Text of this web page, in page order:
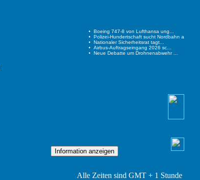
Alle Zeiten sind GMT + 1 Stunde